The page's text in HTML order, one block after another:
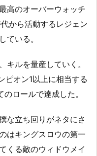
高のオーバーウォッチ
から活動するレジェン
ている。
キルを量産していく。
ピオン1以上に相当する
ロールで達成した。
な立ち回りがネタにさ
はキングスロウの第一
くる敵のウィドウメイ